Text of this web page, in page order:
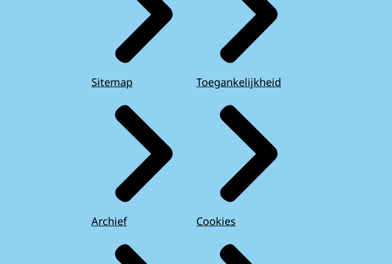
Sitemap
Archief
Toegankelijkheid
Cookies